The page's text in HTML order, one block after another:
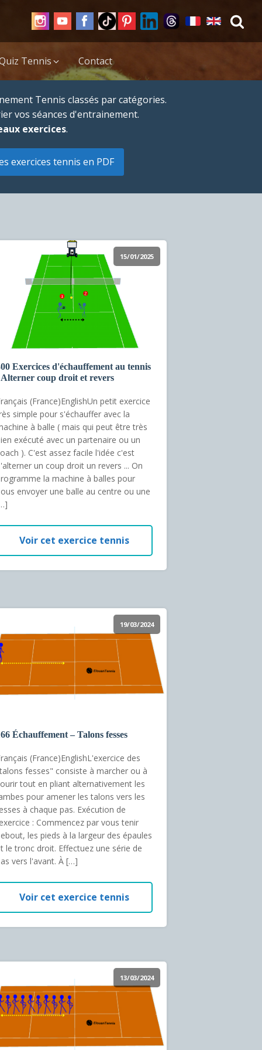
Tennis Contact
Tennis classés par catégories.
vos séances d'entrainement.
exercices.
exercices tennis en PDF
15/01/2025
Exercices d'échauffement au tennis
coup droit et revers
(France)EnglishUn petit exercice
simple pour s'échauffer avec la
à balle ( mais qui peut être très
exécuté avec un partenaire ou un
). C'est assez facile l'idée c'est
un coup droit un revers ... On
la machine à balles pour
envoyer une balle au centre ou une
Voir cet exercice tennis
19/03/2024
Échauffement – Talons fesses
(France)EnglishL'exercice des
fesses" consiste à marcher ou à
tout en pliant alternativement les
pour amener les talons vers les
à chaque pas. Exécution de
: Commencez par vous tenir
les pieds à la largeur des épaules
le tronc droit. Effectuez une série de
vers l'avant. À […]
Voir cet exercice tennis
13/03/2024